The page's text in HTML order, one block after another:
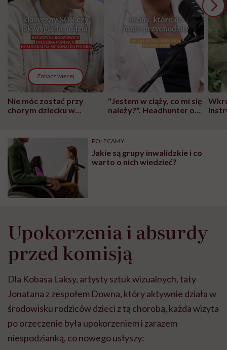
Zobacz więcej
Nie móc zostać przy
chorym dziecku w
może chyba tylko
głupota i brak
wyobraźni"
"Jestem w ciąży, co mi się
należy?". Headhunter o
pracy
POLECAMY
Jakie są grupy inwalidzkie i co
warto o nich wiedzieć?
Upokorzenia i absurdy
przed komisją
Dla Kobasa Laksy, artysty sztuk wizualnych, taty
Jonatana z zespołem Downa, który aktywnie działa w
środowisku rodziców dzieci z tą chorobą, każda wizyta
po orzeczenie była upokorzeniem i zarazem
niespodzianką, co nowego usłyszy: